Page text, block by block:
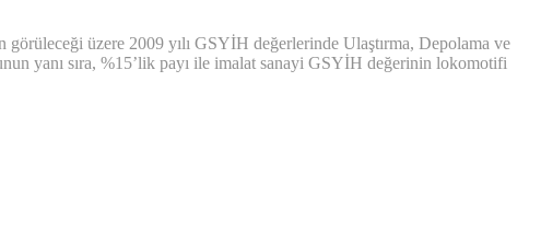
üzere 2009 yılı GSYİH değerlerinde Ulaştırma, Depolama ve
yanı sıra, %15’lik payı ile imalat sanayi GSYİH değerinin lokomotifi